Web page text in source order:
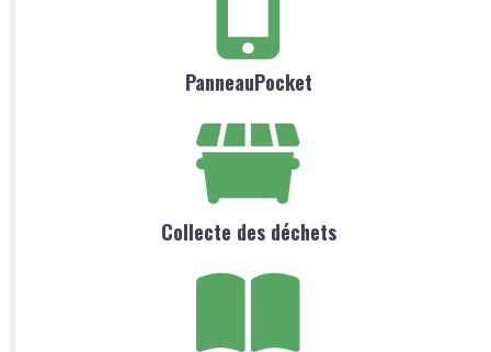
PanneauPocket
Collecte des déchets